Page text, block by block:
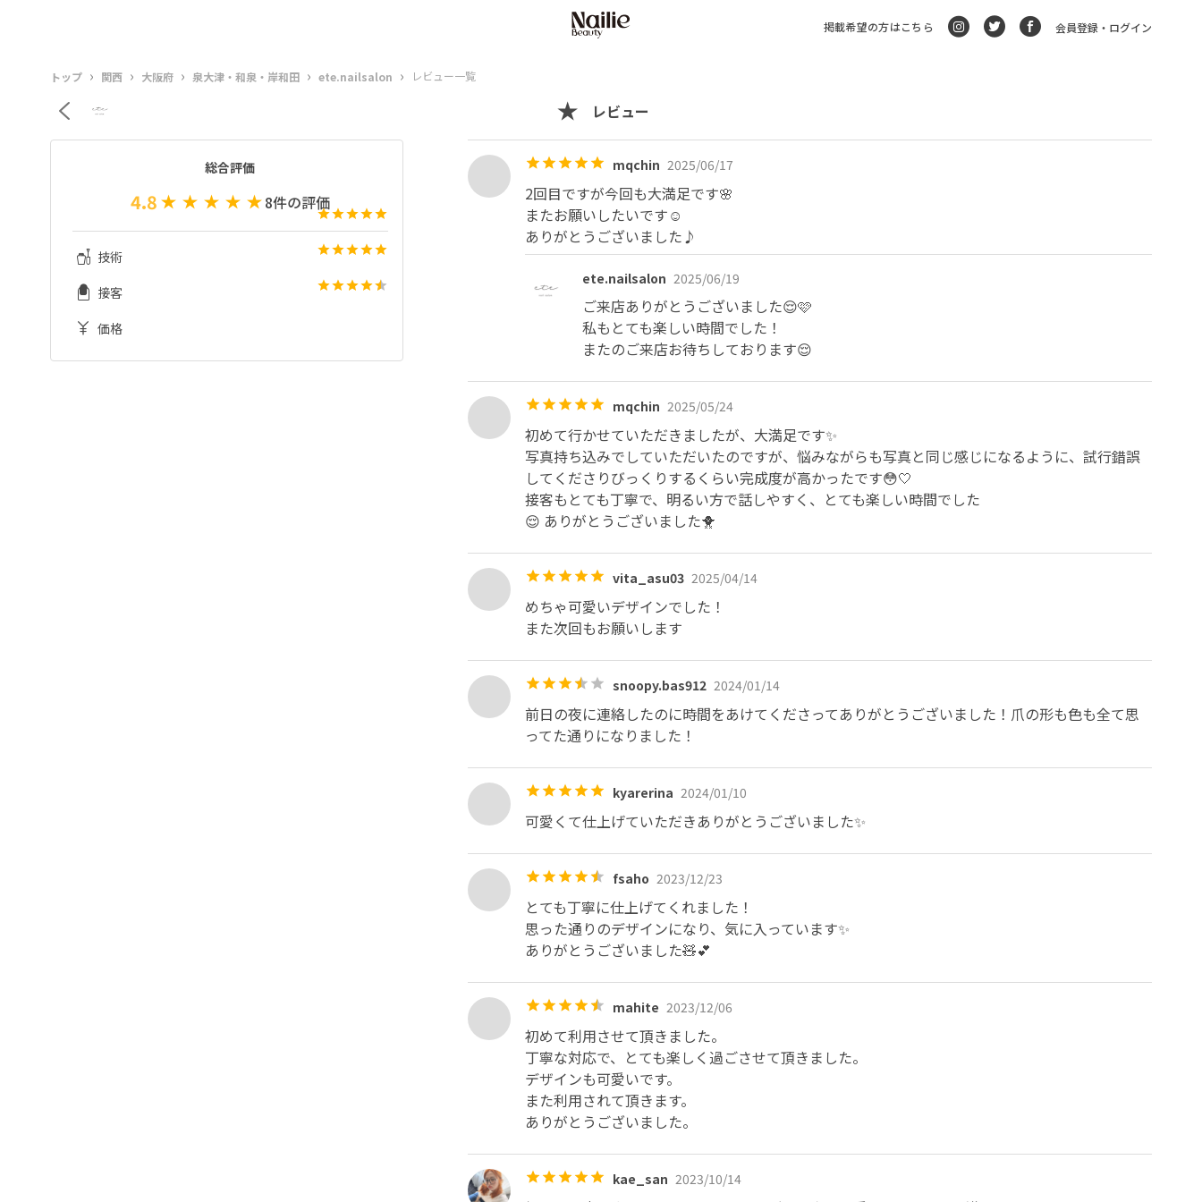
掲載希望の方はこちら 会員登録・ログイン
トップ › 関西 › 大阪府 › 泉大津・和泉・岸和田 › ete.nailsalon › レビュー一覧
レビュー
総合評価
4.8 8件の評価
技術
接客
価格
mqchin 2025/06/17
2回目ですが今回も大満足です🌸
またお願いしたいです☺️
ありがとうございました♪
ete.nailsalon 2025/06/19
ご来店ありがとうございました😌🩷
私もとても楽しい時間でした！
またのご来店お待ちしております😌
mqchin 2025/05/24
初めて行かせていただきましたが、大満足です✨
写真持ち込みでしていただいたのですが、悩みながらも写真と同じ感じになるように、試行錯誤
してくださりびっくりするくらい完成度が高かったです😳🤍
接客もとても丁寧で、明るい方で話しやすく、とても楽しい時間でした
😌 ありがとうございました🐥
vita_asu03 2025/04/14
めちゃ可愛いデザインでした！
また次回もお願いします
snoopy.bas912 2024/01/14
前日の夜に連絡したのに時間をあけてくださってありがとうございました！爪の形も色も全て思
ってた通りになりました！
kyarerina 2024/01/10
可愛くて仕上げていただきありがとうございました✨
fsaho 2023/12/23
とても丁寧に仕上げてくれました！
思った通りのデザインになり、気に入っています✨
ありがとうございました🧸💕
mahite 2023/12/06
初めて利用させて頂きました。
丁寧な対応で、とても楽しく過ごさせて頂きました。
デザインも可愛いです。
また利用されて頂きます。
ありがとうございました。
kae_san 2023/10/14